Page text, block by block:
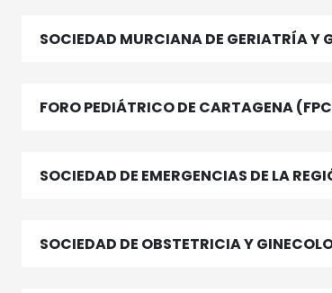
SOCIEDAD MURCIANA DE GERIATRÍA Y
FORO PEDIÁTRICO DE CARTAGENA
SOCIEDAD DE EMERGENCIAS DE LA
SOCIEDAD DE OBSTETRICIA Y